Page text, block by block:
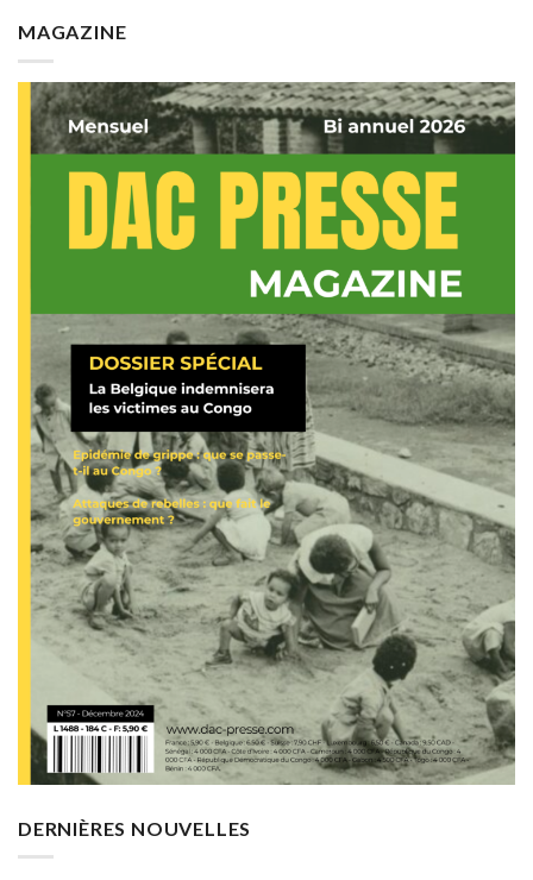
MAGAZINE
DERNIÈRES NOUVELLES